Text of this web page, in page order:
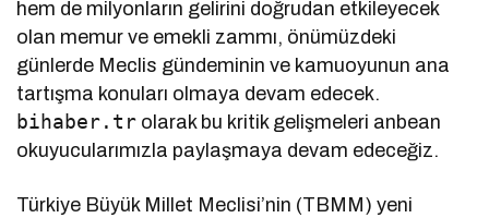
hem de milyonların gelirini doğrudan etkileyecek
olan memur ve emekli zammı, önümüzdeki
günlerde Meclis gündeminin ve kamuoyunun ana
tartışma konuları olmaya devam edecek.
bihaber.tr olarak bu kritik gelişmeleri anbean
okuyucularımızla paylaşmaya devam edeceğiz.
Türkiye Büyük Millet Meclisi’nin (TBMM) yeni